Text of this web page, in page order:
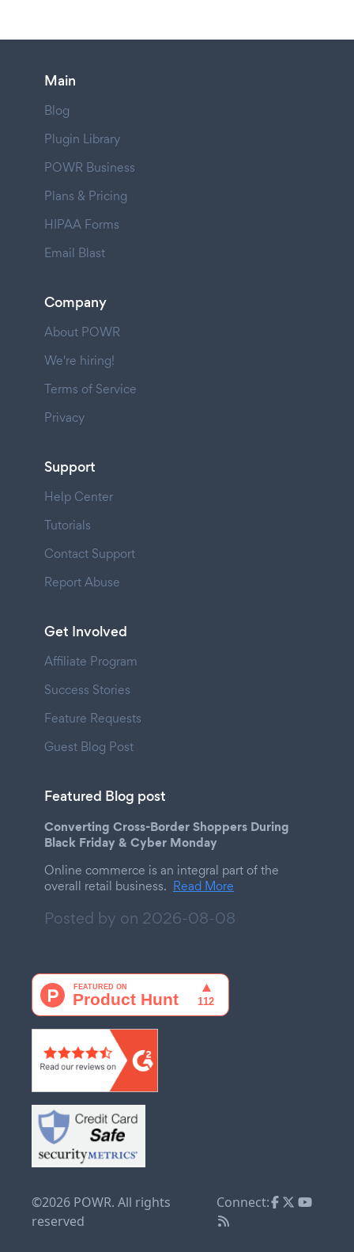
Main
Blog
Plugin Library
POWR Business
Plans & Pricing
HIPAA Forms
Email Blast
Company
About POWR
We're hiring!
Terms of Service
Privacy
Support
Help Center
Tutorials
Contact Support
Report Abuse
Get Involved
Affiliate Program
Success Stories
Feature Requests
Guest Blog Post
Featured Blog post
Converting Cross-Border Shoppers During
Black Friday & Cyber Monday
Online commerce is an integral part of the
overall retail business. Read More
Posted by on 2026-08-08
©2026 POWR. All rights
reserved
Connect: